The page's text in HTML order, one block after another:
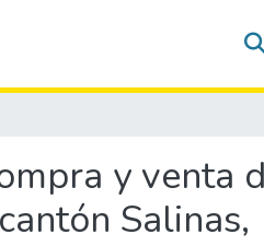
y venta
Salinas,